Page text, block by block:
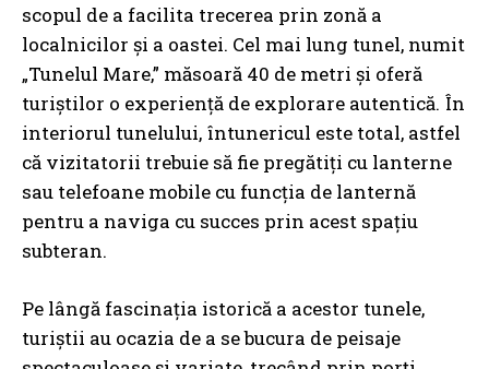
scopul de a facilita trecerea prin zonă a
localnicilor și a oastei. Cel mai lung tunel, numit
„Tunelul Mare,” măsoară 40 de metri și oferă
turiștilor o experiență de explorare autentică. În
interiorul tunelului, întunericul este total, astfel
că vizitatorii trebuie să fie pregătiți cu lanterne
sau telefoane mobile cu funcția de lanternă
pentru a naviga cu succes prin acest spațiu
subteran.
Pe lângă fascinația istorică a acestor tunele,
turiștii au ocazia de a se bucura de peisaje